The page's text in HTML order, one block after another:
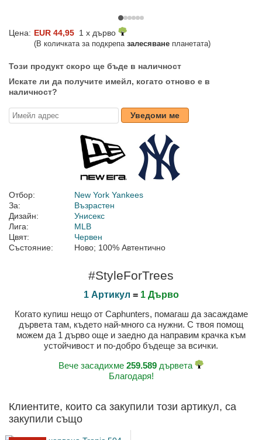
Цена: EUR 44,95 1 x дърво
(В количката за подкрепа залесяване планетата)
Този продукт скоро ще бъде в наличност
Искате ли да получите имейл, когато отново е в
наличност?
Уведоми ме
Отбор:
New York Yankees
За:
Възрастен
Дизайн:
Унисекс
Лига:
MLB
Цвят:
Червен
Състояние:
Ново; 100% Автентично
#StyleForTrees
1 Артикул = 1 Дърво
Когато купиш нещо от Caphunters, помагаш да засаждаме
дървета там, където най-много са нужни. С твоя помощ
можем да 1 дърво още и заедно да направим крачка към
устойчивост и по-добро бъдеще за всички.
Вече засадихме 259.589 дървета
Благодаря!
Клиентите, които са закупили този артикул, са
закупили също